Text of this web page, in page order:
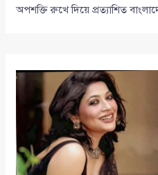
অপশক্তি রুখে দিয়ে প্রত্যাশিত